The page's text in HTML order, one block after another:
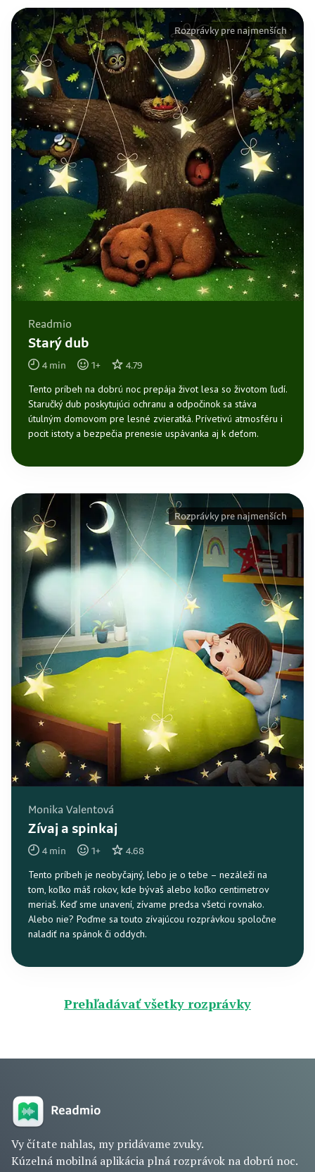
Readmio
Starý dub
4min 1+ 4.79
Tento príbeh na dobrú noc prepája život lesa so životom ľudí.
Staručký dub poskytujúci ochranu a odpočinok sa stáva
útulným domovom pre lesné zvieratká. Prívetivú atmosféru i
pocit istoty a bezpečia prenesie uspávanka aj k deťom.
Rozprávky pre najmenších
Monika Valentová
Zívaj a spinkaj
4min 1+ 4.68
Tento príbeh je neobyčajný, lebo je o tebe – nezáleží na
tom, koľko máš rokov, kde bývaš alebo koľko centimetrov
meriaš. Keď sme unavení, zívame predsa všetci rovnako.
Alebo nie? Poďme sa touto zívajúcou rozprávkou spoločne
naladiť na spánok či oddych.
Rozprávky pre najmenších
Prehľadávať všetky rozprávky
Vy čítate nahlas, my pridávame zvuky.
Kúzelná mobilná aplikácia plná rozprávok na dobrú noc.